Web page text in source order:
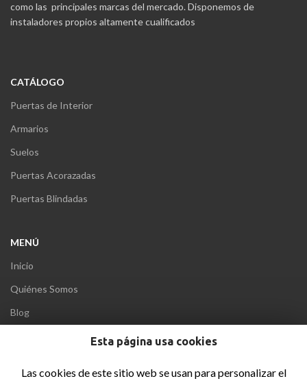
como las principales marcas del mercado. Disponemos de
instaladores propios altamente cualificados
CATÁLOGO
Puertas de Interior
Armarios
Suelos
Puertas Acorazadas
Puertas Blindadas
MENÚ
Inicio
Quiénes Somos
Blog
Esta página usa cookies
Las cookies de este sitio web se usan para personalizar el